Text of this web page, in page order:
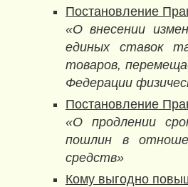
Постановление
«О внесении
единых ставок
товаров,
Федерации
Постановление
«О продлении
пошлин в
средств»
Кому выгодно